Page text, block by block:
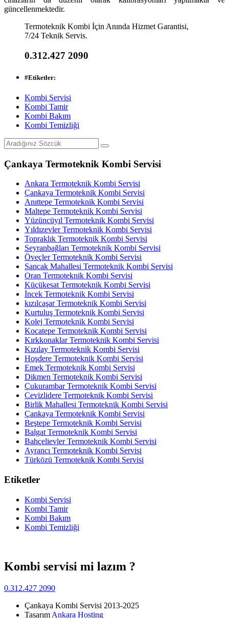
güncellenmektedir.
Termoteknik Kombi İçin Anında Hizmet Garantisi,
7/24 Teknik Servis.
0.312.427 2090
#Etiketler:
Kombi Servisi
Kombi Tamir
Kombi Bakım
Kombi Temizliği
Çankaya Termoteknik Kombi Servisi
Ankara Termoteknik Kombi Servisi
Çankaya Termoteknik Kombi Servisi
Anıttepe Termoteknik Kombi Servisi
Maltepe Termoteknik Kombi Servisi
Yüzüncüyıl Termoteknik Kombi Servisi
Yıldızevler Termoteknik Kombi Servisi
Topraklık Termoteknik Kombi Servisi
Seyranbağları Termoteknik Kombi Servisi
Öveçler Termoteknik Kombi Servisi
Sancak Mahallesi Termoteknik Kombi Servisi
Oran Termoteknik Kombi Servisi
Küçükesat Termoteknik Kombi Servisi
İncek Termoteknik Kombi Servisi
kızılcaşar Termoteknik Kombi Servisi
Kurtuluş Termoteknik Kombi Servisi
Kolej Termoteknik Kombi Servisi
Kocatepe Termoteknik Kombi Servisi
Kırkkonaklar Termoteknik Kombi Servisi
Kızılay Termoteknik Kombi Servisi
Hoşdere Termoteknik Kombi Servisi
Emek Termoteknik Kombi Servisi
Dikmen Termoteknik Kombi Servisi
Çukurambar Termoteknik Kombi Servisi
Cevizlidere Termoteknik Kombi Servisi
Birlik Mahallesi Termoteknik Kombi Servisi
Çankaya Termoteknik Kombi Servisi
Beştepe Termoteknik Kombi Servisi
Balgat Termoteknik Kombi Servisi
Bahçelievler Termoteknik Kombi Servisi
Ayrancı Termoteknik Kombi Servisi
Türközü Termoteknik Kombi Servisi
Etiketler
Kombi Servisi
Kombi Tamir
Kombi Bakım
Kombi Temizliği
Kombi servisi mi lazım ?
0.312.427 2090
Çankaya Kombi Servisi 2013-2025
Tasarım Ankara Hosting